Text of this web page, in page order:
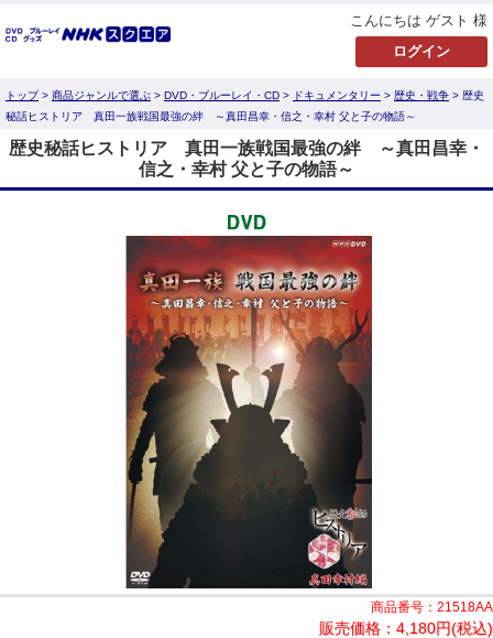
こんにちは ゲスト 様
トップ> 商品ジャンルで選ぶ > DVD・ブルーレイ・CD > ドキュメンタリー > 歴史・戦争 > 歴史
秘話ヒストリア 真田一族戦国最強の絆 ～真田昌幸・信之・幸村 父と子の物語～
歴史秘話ヒストリア 真田一族戦国最強の絆 ～真田昌幸・
信之・幸村 父と子の物語～
商品番号：21518AA
販売価格： 4,180円(税込)